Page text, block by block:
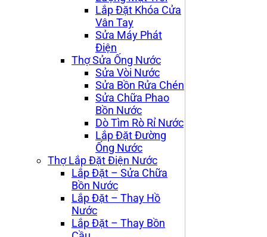
Lắp Đặt Khóa Cửa
Vân Tay
Sửa Máy Phát
Điện
Thợ Sửa Ống Nước
Sửa Vòi Nước
Sửa Bồn Rửa Chén
Sửa Chữa Phao
Bồn Nước
Dò Tìm Rò Rỉ Nước
Lắp Đặt Đường
Ống Nước
Thợ Lắp Đặt Điện Nước
Lắp Đặt – Sửa Chữa
Bồn Nước
Lắp Đặt – Thay Hồ
Nước
Lắp Đặt – Thay Bồn